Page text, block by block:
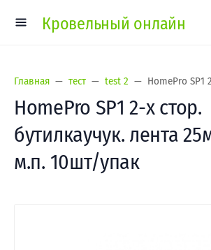
Кровельный онлайн
Главная тест test 2 HomePro SP1
HomePro SP1 2-х стор.
бутилкаучук. лента
м.п. 10шт/упак